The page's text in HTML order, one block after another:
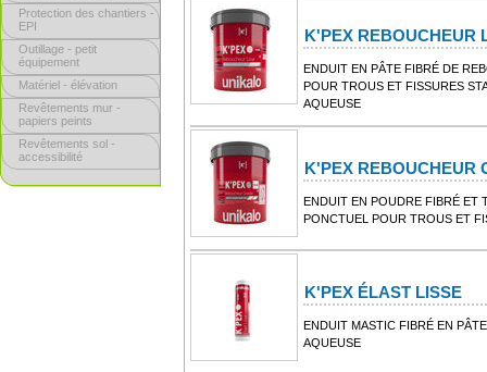
Protection des chantiers -
EPI
Outillage - petit
équipement
Matériel - élévation
Revêtements mur -
papiers peints
Revêtements sol -
accessibilité
K'PEX REBOUCHEUR
ENDUIT EN PÂTE FIBRÉ DE
POUR TROUS ET FISSURES
AQUEUSE
K'PEX REBOUCHEUR
ENDUIT EN POUDRE FIBRÉ ET
PONCTUEL POUR TROUS ET
K'PEX ÉLAST LISSE
ENDUIT MASTIC FIBRÉ EN
AQUEUSE